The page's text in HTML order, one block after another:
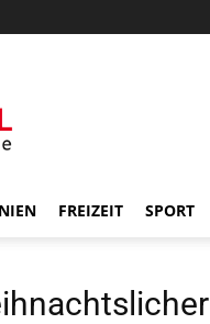
FREIZEIT SPORT